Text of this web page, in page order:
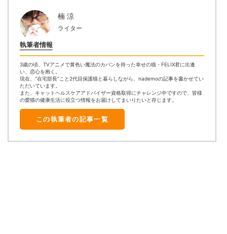
執筆者情報
楠 涼
ライター
3歳の頃、TVアニメで黄色い魔法のカバンを持った幸せの猫・FELIX君に出逢
い、恋心を抱く。
現在、“在宅部長”こと2代目保護猫と暮らしながら、nademoの記事を書かせてい
ただいています。
また、キャットヘルスケアアドバイザー資格取得にチャレンジ中ですので、皆様
の愛猫の健康生活に役立つ情報をお届けしてまいりたいと存じます。
この執筆者の記事一覧